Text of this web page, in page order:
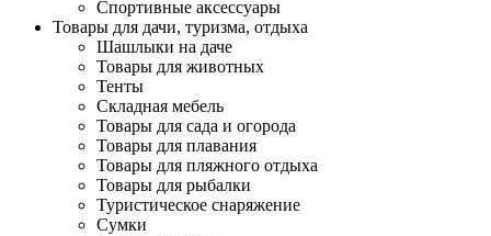
Спортивные аксессуары
Товары для дачи, туризма, отдыха
Шашлыки на даче
Товары для животных
Тенты
Складная мебель
Товары для сада и огорода
Товары для плавания
Товары для пляжного отдыха
Товары для рыбалки
Туристическое снаряжение
Сумки